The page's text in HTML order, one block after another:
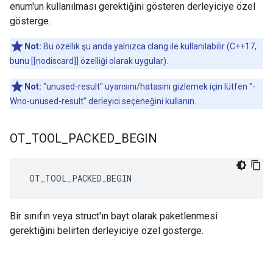
enum'un kullanılması gerektiğini gösteren derleyiciye özel
gösterge.
Not: Bu özellik şu anda yalnızca clang ile kullanılabilir (C++17,
bunu [[nodiscard]] özelliği olarak uygular).
Not: "unused-result" uyarısını/hatasını gizlemek için lütfen "-
Wno-unused-result" derleyici seçeneğini kullanın.
OT TOOL PACKED BEGIN
OT_TOOL_PACKED_BEGIN
Bir sınıfın veya struct'ın bayt olarak paketlenmesi
gerektiğini belirten derleyiciye özel gösterge.